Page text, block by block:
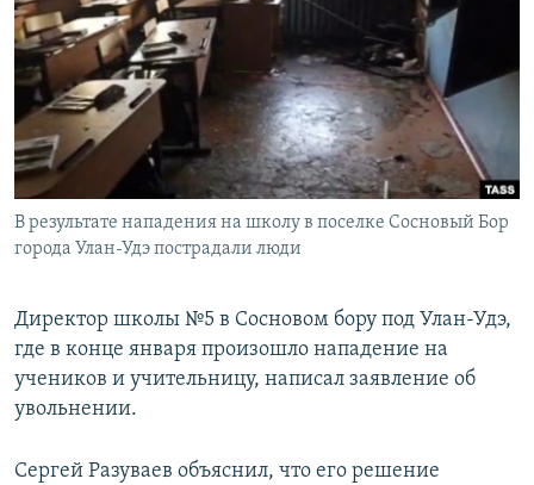
РАСПИСАНИЕ ВЕЩАНИЯ
ПОДПИШИТЕСЬ НА РАССЫЛКУ
СОЦИАЛЬНЫЕ СЕТИ
В результате нападения на школу в поселке Сосновый Бор
города Улан-Удэ пострадали люди
Директор школы №5 в Сосновом бору под Улан-Удэ,
где в конце января произошло нападение на
учеников и учительницу, написал заявление об
увольнении.
Сергей Разуваев объяснил, что его решение